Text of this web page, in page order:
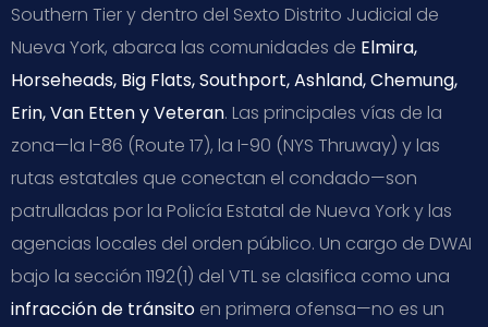
Southern Tier y dentro del Sexto Distrito Judicial de
Nueva York, abarca las comunidades de Elmira,
Horseheads, Big Flats, Southport, Ashland, Chemung,
Erin, Van Etten y Veteran. Las principales vías de la
zona—la I-86 (Route 17), la I-90 (NYS Thruway) y las
rutas estatales que conectan el condado—son
patrulladas por la Policía Estatal de Nueva York y las
agencias locales del orden público. Un cargo de DWAI
bajo la sección 1192(1) del VTL se clasifica como una
infracción de tránsito en primera ofensa—no es un